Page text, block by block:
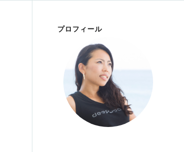
プロフィール